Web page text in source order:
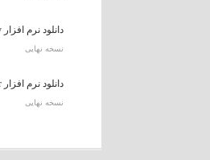
دانلود نرم افزار vray
نسخه نهایی
دانلود نرم افزار Winrar
نسخه نهایی